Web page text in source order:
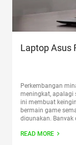
Laptop Asus
Perkembangan
meningkat, apalagi
ini membuat
bermain game
digunakan.
game lainnya.
READ MORE